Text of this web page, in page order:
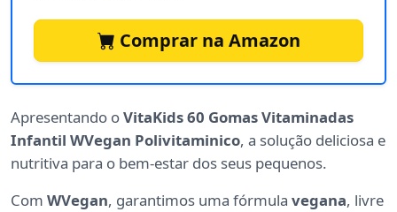
Comprar na Amazon
Apresentando oVitaKids 60 Gomas Vitaminadas
Infantil WVegan Polivitaminico, a solução deliciosa e
nutritiva para o bem-estar dos seus pequenos.
Com WVegan, garantimos uma fórmula vegana, livre